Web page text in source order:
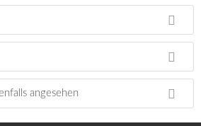
angesehen